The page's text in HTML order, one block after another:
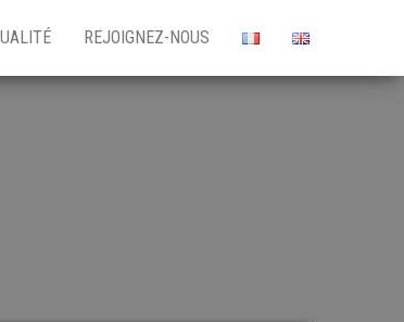
REJOIGNEZ-NOUS